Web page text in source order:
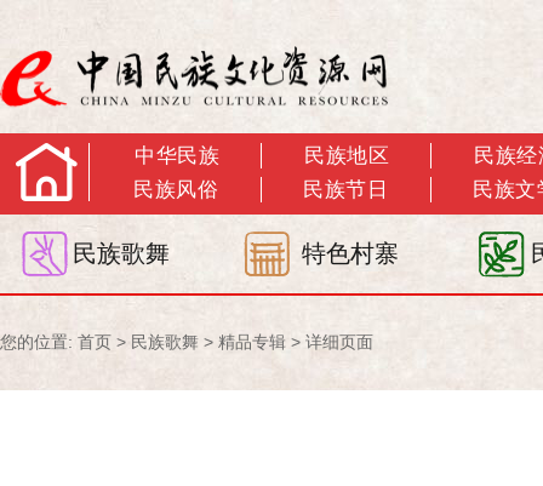
中华民族 民族地区
民族经
民族风俗
民族节日 民族文
民族歌舞 特色村寨
您的位置: 首页 > 民族歌舞 > 精品专辑 > 详细页面